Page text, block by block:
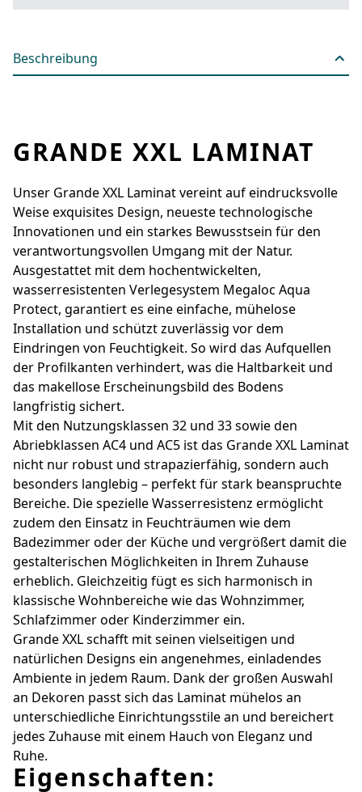
Beschreibung
GRANDE XXL LAMINAT
Unser Grande XXL Laminat vereint auf eindrucksvolle
Weise exquisites Design, neueste technologische
Innovationen und ein starkes Bewusstsein für den
verantwortungsvollen Umgang mit der Natur.
Ausgestattet mit dem hochentwickelten,
wasserresistenten Verlegesystem Megaloc Aqua
Protect, garantiert es eine einfache, mühelose
Installation und schützt zuverlässig vor dem
Eindringen von Feuchtigkeit. So wird das Aufquellen
der Profilkanten verhindert, was die Haltbarkeit und
das makellose Erscheinungsbild des Bodens
langfristig sichert.
Mit den Nutzungsklassen 32 und 33 sowie den
Abriebklassen AC4 und AC5 ist das Grande XXL Laminat
nicht nur robust und strapazierfähig, sondern auch
besonders langlebig – perfekt für stark beanspruchte
Bereiche. Die spezielle Wasserresistenz ermöglicht
zudem den Einsatz in Feuchträumen wie dem
Badezimmer oder der Küche und vergrößert damit die
gestalterischen Möglichkeiten in Ihrem Zuhause
erheblich. Gleichzeitig fügt es sich harmonisch in
klassische Wohnbereiche wie das Wohnzimmer,
Schlafzimmer oder Kinderzimmer ein.
Grande XXL schafft mit seinen vielseitigen und
natürlichen Designs ein angenehmes, einladendes
Ambiente in jedem Raum. Dank der großen Auswahl
an Dekoren passt sich das Laminat mühelos an
unterschiedliche Einrichtungsstile an und bereichert
jedes Zuhause mit einem Hauch von Eleganz und
Ruhe.
Eigenschaften: